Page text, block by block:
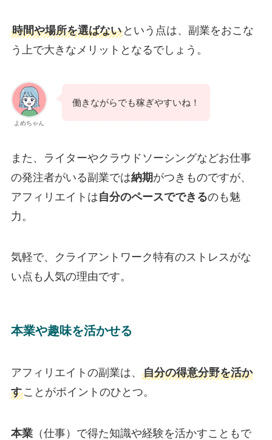
時間や場所を選ばないという点は、副業をおこな
う上で大きなメリットとなるでしょう。
よめちゃん
働きながらでも稼ぎやすいね！
また、ライターやクラウドソーシングなどお仕事
の発注者がいる副業では納期がつきものですが、
アフィリエイトは自分のペースでできるのも魅
力。
気軽で、クライアントワーク特有のストレスがな
い点も人気の理由です。
本業や趣味を活かせる
アフィリエイトの副業は、 自分の得意分野を活か
すことがポイントのひとつ。
本業（仕事）で得た知識や経験を活かすこともで